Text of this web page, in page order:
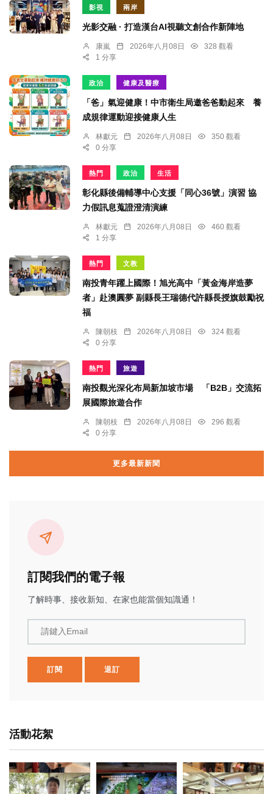
影視 兩岸
光影交融 · 打造漢台AI視聽文創合作新陣地
康嵐 2026年八月08日
328 觀看
1 分享
政治 健康及醫療
「爸」氣迎健康！中市衛生局邀爸爸動起來 養
成規律運動迎接健康人生
林獻元 2026年八月08日
350 觀看
0 分享
熱門 政治 生活
彰化縣後備輔導中心支援「同心36號」演習 協
力假訊息蒐證澄清演練
林獻元 2026年八月08日
460 觀看
1 分享
熱門 文教
南投青年躍上國際！旭光高中「黃金海岸造夢
者」赴澳圓夢 副縣長王瑞德代許縣長授旗鼓勵祝
福
陳朝枝 2026年八月08日
324 觀看
0 分享
熱門 旅遊
南投觀光深化布局新加坡市場 「B2B」交流拓
展國際旅遊合作
陳朝枝 2026年八月08日
296 觀看
0 分享
更多最新新聞
訂閱我們的電子報
了解時事、接收新知、在家也能當個知識通！
請鍵入Email
訂閱 退訂
活動花絮